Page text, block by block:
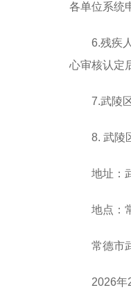
各单位系统
6.残疾
心审核认定
7.武陵
8. 武陵
地址：
地点：
常德市
2026年